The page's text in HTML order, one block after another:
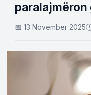
📅 13 November 2025